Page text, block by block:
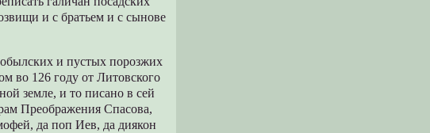
и с бpатьем и с сынове
и пустых поpозжих
во 126 году от Литовского
земле, и то писано в сей
Пpеобpажения Спасова,
да поп Иев, да диякон